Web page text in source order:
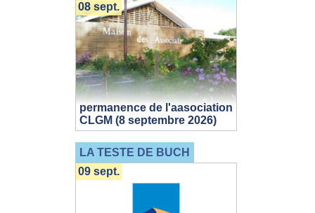
permanence de l'aasociation
CLGM (8 septembre 2026)
08 sept.
LA TESTE DE BUCH
09 sept.